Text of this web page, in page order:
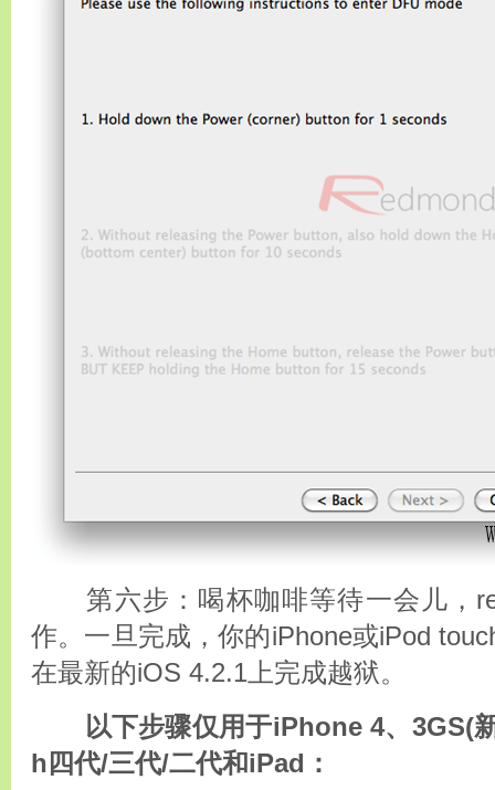
第六步：喝杯咖啡等待一会儿，
作。一旦完成，你的iPhone或iPod
在最新的iOS 4.2.1上完成越狱。
以下步骤仅用于iPhone 4、
h四代/三代/二代和iPad：